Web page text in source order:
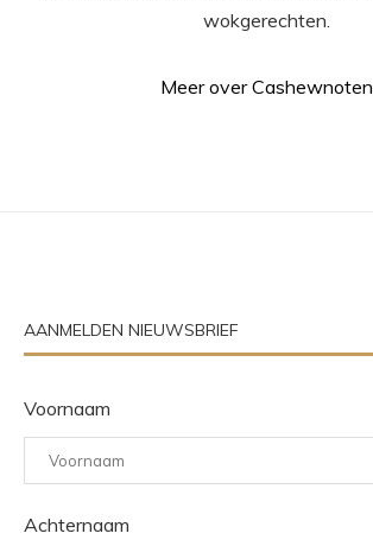
wokgerechten.
Meer over Cashewnoten
AANMELDEN NIEUWSBRIEF
Voornaam
Achternaam